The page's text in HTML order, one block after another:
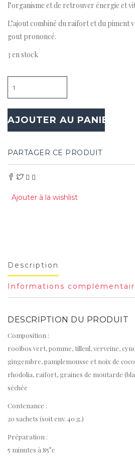
l’organisme et de retrouver énergie et
L’ajout combiné du raifort et du piment
gout prononcé.
3 en stock
AJOUTER AU PANIER
PARTAGER CE PRODUIT
Ajouter à la wishlist
Description
Informations
DESCRIPTION DU PRODUIT
Composition :
rooïbos vert, pomme, tilleul, verveine,
gingembre, pamplemousse et noix de
rhodolia, raifort, graines de moutarde
séchée
Contenance :
20 sachets (soit env. 40 g.)
Préparation :
5 minutes à 85°c